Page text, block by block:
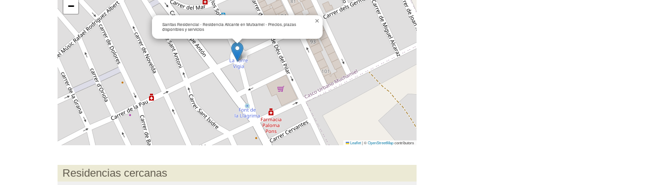
Sanitas Residencial - Residencia Alicante en Mutxamel - Precios, plazas
disponibles y servicios
×
−
Leaflet|©OpenStreetMapcontributors
Residencias cercanas